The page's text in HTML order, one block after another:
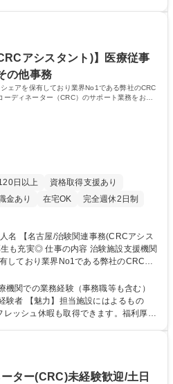
しやすい環境。育休からの復帰率は9
治験コーディ
･フレックス/手厚い研修
で行う検査内容や薬剤について補足説
躍頂けます。 【研修制度】約2週間の
間受けていただき、テストに合格後、O
：大学院 大学
看護師 臨床検査技師 薬剤師
アシスタント)】医療従事
の他事務
ェアを保有しており業界No1である弊社のCRC
ディネーター（CRC）のサポート業務をお任
日以上
資格取得支援あり
金あり 在宅OK
完全週休2日制
治験施設支援機関
しており業界No1である弊社のCRCア
コーディネーター（CRC）のサポート
への連絡調整 ■各種資料作成 ■EDC入
務など） ■治験事務局のサポート業務
シスタント)】医療従事者歓迎/福利厚
関での業務経験（事務職等も含む）
よるもの
ッシュ休暇も取得できます。福利厚生
、知識のアップデートを行います。ま
ルの共有を図り、全社的に均質な支援
ター(CRC)未経験歓迎/土日